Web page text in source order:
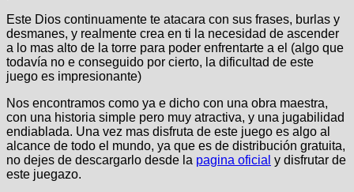
Este Dios continuamente te atacara con sus frases, burlas y
desmanes, y realmente crea en ti la necesidad de ascender
a lo mas alto de la torre para poder enfrentarte a el (algo que
todavía no e conseguido por cierto, la dificultad de este
juego es impresionante)
Nos encontramos como ya e dicho con una obra maestra,
con una historia simple pero muy atractiva, y una jugabilidad
endiablada. Una vez mas disfruta de este juego es algo al
alcance de todo el mundo, ya que es de distribución gratuita,
no dejes de descargarlo desde la pagina oficial y disfrutar de
este juegazo.